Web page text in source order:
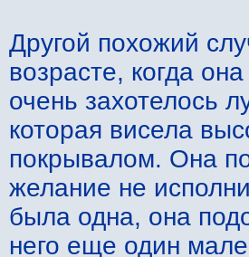
Другой похожий
возрасте, когда
очень захотелось
которая висела
покрывалом. Она
желание не
была одна, она
него еще один